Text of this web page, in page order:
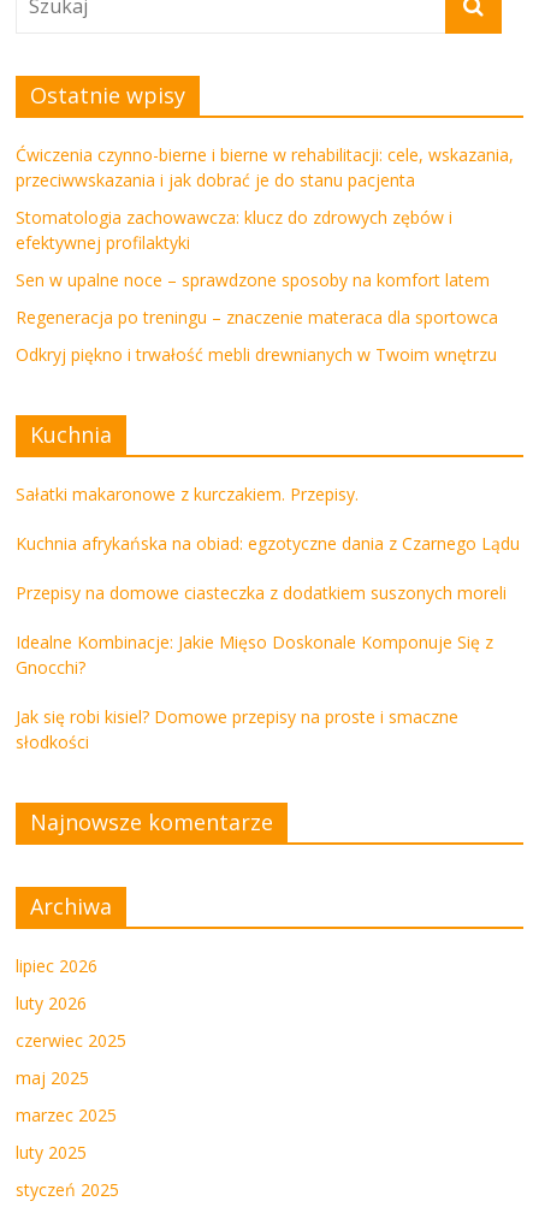
Ostatnie wpisy
Ćwiczenia czynno-bierne i bierne w rehabilitacji: cele, wskazania,
przeciwwskazania i jak dobrać je do stanu pacjenta
Stomatologia zachowawcza: klucz do zdrowych zębów i
efektywnej profilaktyki
Sen w upalne noce – sprawdzone sposoby na komfort latem
Regeneracja po treningu – znaczenie materaca dla sportowca
Odkryj piękno i trwałość mebli drewnianych w Twoim wnętrzu
Kuchnia
Sałatki makaronowe z kurczakiem. Przepisy.
Kuchnia afrykańska na obiad: egzotyczne dania z Czarnego Lądu
Przepisy na domowe ciasteczka z dodatkiem suszonych moreli
Idealne Kombinacje: Jakie Mięso Doskonale Komponuje Się z
Gnocchi?
Jak się robi kisiel? Domowe przepisy na proste i smaczne
słodkości
Najnowsze komentarze
Archiwa
lipiec 2026
luty 2026
czerwiec 2025
maj 2025
marzec 2025
luty 2025
styczeń 2025